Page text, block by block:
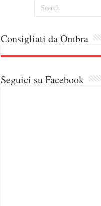
Consigliati da Ombra
Seguici su Facebook